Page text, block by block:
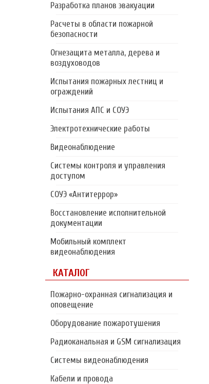
Разработка планов эвакуации
Расчеты в области пожарной
безопасности
Огнезащита металла, дерева и
воздуховодов
Испытания пожарных лестниц и
ограждений
Испытания АПС и СОУЭ
Электротехнические работы
Видеонаблюдение
Системы контроля и управления
доступом
СОУЭ «Антитеррор»
Восстановление исполнительной
документации
Мобильный комплект
видеонаблюдения
КАТАЛОГ
Пожарно-охранная сигнализация и
оповещение
Оборудование пожаротушения
Радиоканальная и GSM сигнализация
Системы видеонаблюдения
Кабели и провода